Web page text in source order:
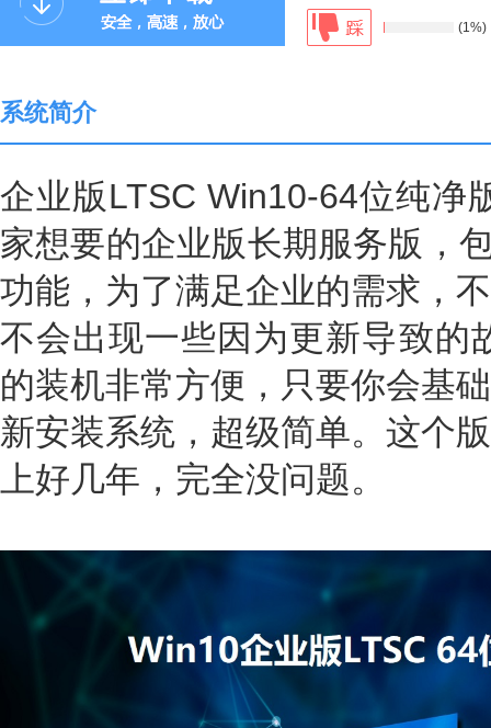
(1%)
系统简介
企业版LTSC Win10-64位纯净
家想要的企业版长期服务版，
功能，为了满足企业的需求，
不会出现一些因为更新导致的
的装机非常方便，只要你会基
新安装系统，超级简单。这个
上好几年，完全没问题。